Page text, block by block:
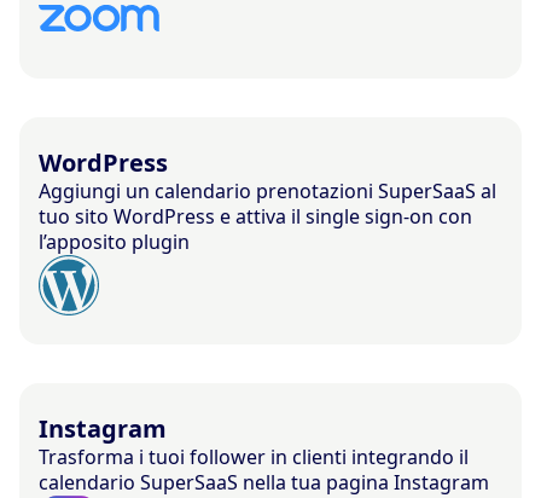
WordPress
Aggiungi un calendario prenotazioni SuperSaaS al
tuo sito WordPress e attiva il single sign-on con
l’apposito plugin
Instagram
Trasforma i tuoi follower in clienti integrando il
calendario SuperSaaS nella tua pagina Instagram